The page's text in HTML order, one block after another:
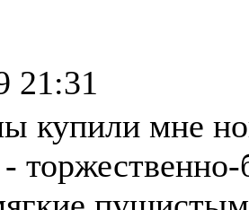
21:31
купили мне